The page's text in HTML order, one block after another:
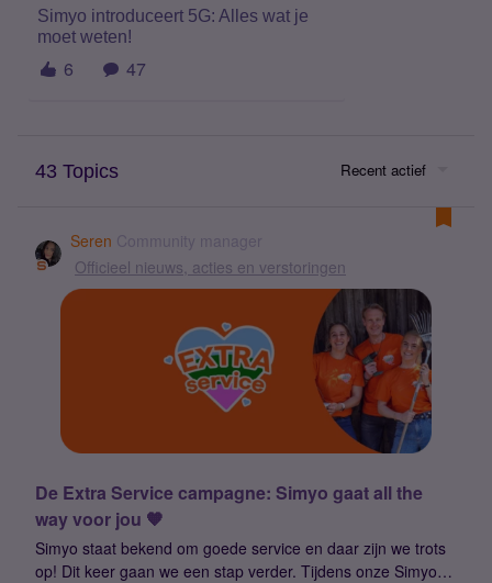
Simyo introduceert 5G: Alles wat je
moet weten!
6 47
43 Topics Recent actief
Seren Community manager
Officieel nieuws, acties en verstoringen
De Extra Service campagne: Simyo gaat all the
way voor jou 🧡
Simyo staat bekend om goede service en daar zijn we trots
op! Dit keer gaan we een stap verder. Tijdens onze Simyo